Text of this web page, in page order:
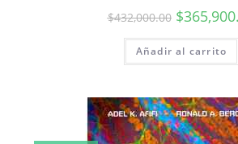
$432,000.00 $
Añadir al carrito